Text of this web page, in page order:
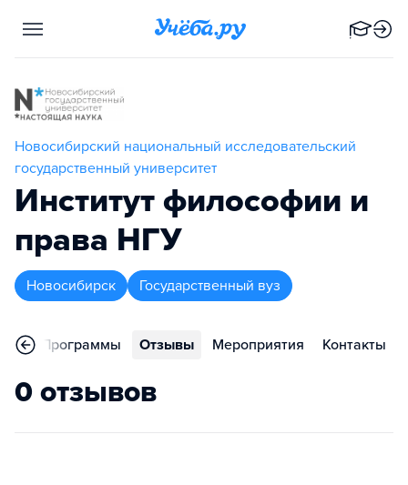
Новосибирский национальный исследовательский
государственный университет
Институт философии и
права НГУ
Новосибирск Государственный вуз
Программы Отзывы Мероприятия Контакты
0 отзывов